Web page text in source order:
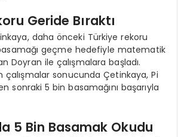
Geride Bıraktı
daha önceki Türkiye rekoru
geçme hedefiyle matematik
Doyran ile çalışmalara başladı.
çalışmalar sonucunda Çetinkaya, Pi
sonraki 5 bin basamağını başarıyla
5 Bin Basamak Okudu